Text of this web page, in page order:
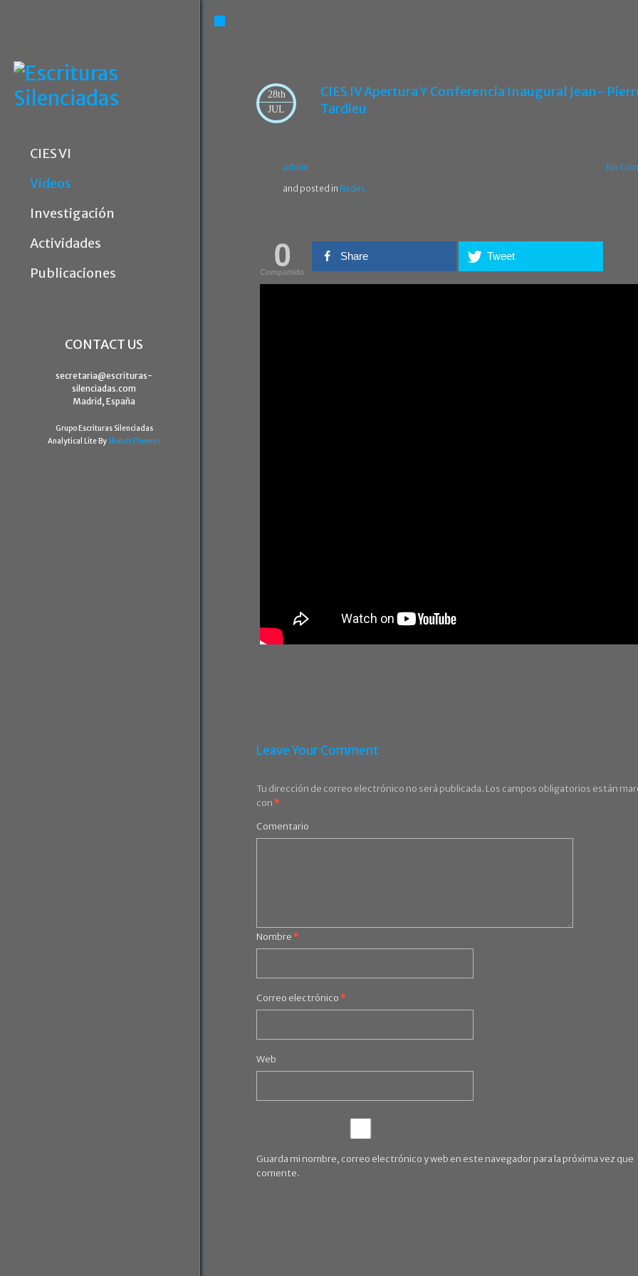
CIES VI
Videos
Investigación
Actividades
Publicaciones
CONTACT US
secretaria@escrituras-
silenciadas.com
Madrid, España
Grupo Escrituras Silenciadas
Analytical Lite By SketchThemes
28th
JUL
CIES IV Apertura Y Conferencia Inaugural Jean-
Tardieu
admin
No
and posted in Redes
0
Compartido
Share Tweet
Leave Your Comment
Tu dirección de correo electrónico no será publicada. Los campos obligatorios están
con*
Comentario
Nombre*
Correo electrónico*
Web
Guarda mi nombre, correo electrónico y web en este navegador para la próxima vez que
comente.